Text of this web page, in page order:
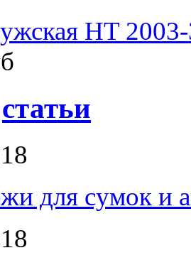
HT
статьи
для сумок и